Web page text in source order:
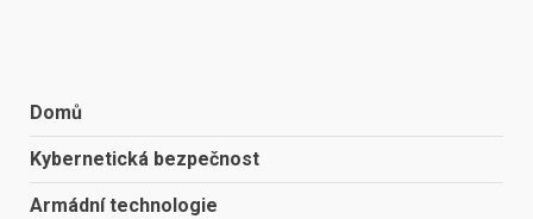
Domů
Kybernetická bezpečnost
Armádní technologie